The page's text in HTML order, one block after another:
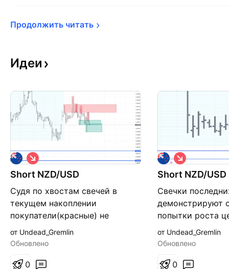
Продолжить читать
Идеи
Short NZD/USD
Судя по хвостам свечей в
текущем накоплении
покупатели(красные) не
беребивают свои же цены,
продавцы же с этим
Продажа с открытия пн. Цели
К
о
р
т
а
я
от Undead_Gremlin
Обновлено
0
Short NZD/USD
Свечки
демонстрируют
попытки роста
короткой
дня. Две цели
К
о
р
т
а
я
от Undead_Gremlin
Обновлено
0